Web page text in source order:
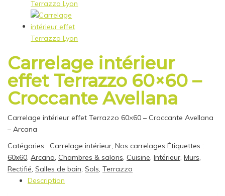
Carrelage intérieur
effet Terrazzo 60×60 –
Croccante Avellana
Carrelage intérieur effet Terrazzo 60×60 – Croccante Avellana
– Arcana
Catégories : Carrelage intérieur, Nos carrelages Étiquettes :
60x60, Arcana, Chambres & salons, Cuisine, Intérieur, Murs,
Rectifié, Salles de bain, Sols, Terrazzo
Description